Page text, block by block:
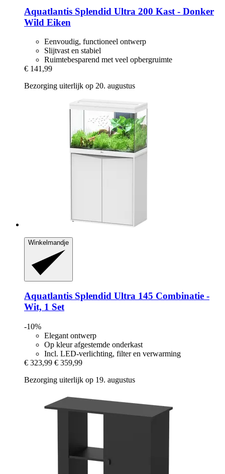
Aquatlantis Splendid Ultra 200 Kast -​ Donker
Wild Eiken
Eenvoudig, functioneel ontwerp
Slijtvast en stabiel
Ruimtebesparend met veel opbergruimte
€ 141,99
Bezorging uiterlijk op 20. augustus
Winkelmandje
Aquatlantis Splendid Ultra 145 Combinatie -​
Wit, 1 Set
-10%
Elegant ontwerp
Op kleur afgestemde onderkast
Incl. LED-verlichting, filter en verwarming
€ 323,99 € 359,99
Bezorging uiterlijk op 19. augustus